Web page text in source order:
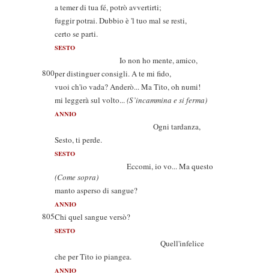
a temer di tua fé, potrò avvertirti;
fuggir potrai. Dubbio è 'l tuo mal se resti,
certo se parti.
SESTO
Io non ho mente, amico,
800per distinguer consigli. A te mi fido,
vuoi ch'io vada? Anderò... Ma Tito, oh numi!
mi leggerà sul volto...(S’incammina e si ferma)
ANNIO
Ogni tardanza,
Sesto, ti perde.
SESTO
Eccomi, io vo... Ma questo
(Come sopra)
manto asperso di sangue?
ANNIO
805Chi quel sangue versò?
SESTO
Quell'infelice
che per Tito io piangea.
ANNIO